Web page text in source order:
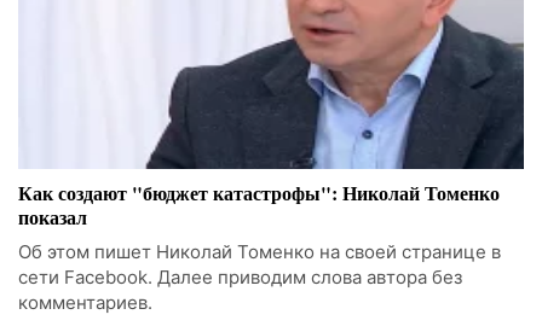
Как создают "бюджет катастрофы": Николай Томенко
показал
Об этом пишет Николай Томенко на своей странице в
сети Facebook. Далее приводим слова автора без
комментариев.